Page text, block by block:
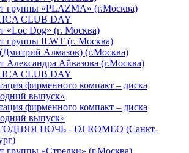
группы «PLAZMA» (г.Москва)
CLUB DAY
«Loc Dog» (г. Москва)
группы ILWT (г. Москва)
Алмазов) (г.Москва)
Александра Айвазова (г.Москва)
CLUB DAY
фирменного компакт – диска
выпуск»
фирменного компакт – диска
выпуск»
НОЧЬ - DJ ROMEO (Санкт-
группы «Стрелки» (г.Москва)